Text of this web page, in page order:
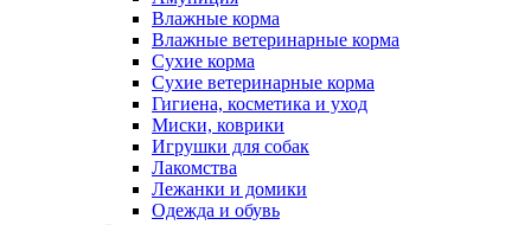
Влажные корма
Влажные ветеринарные корма
Сухие корма
Сухие ветеринарные корма
Гигиена, косметика и уход
Миски, коврики
Игрушки для собак
Лакомства
Лежанки и домики
Одежда и обувь